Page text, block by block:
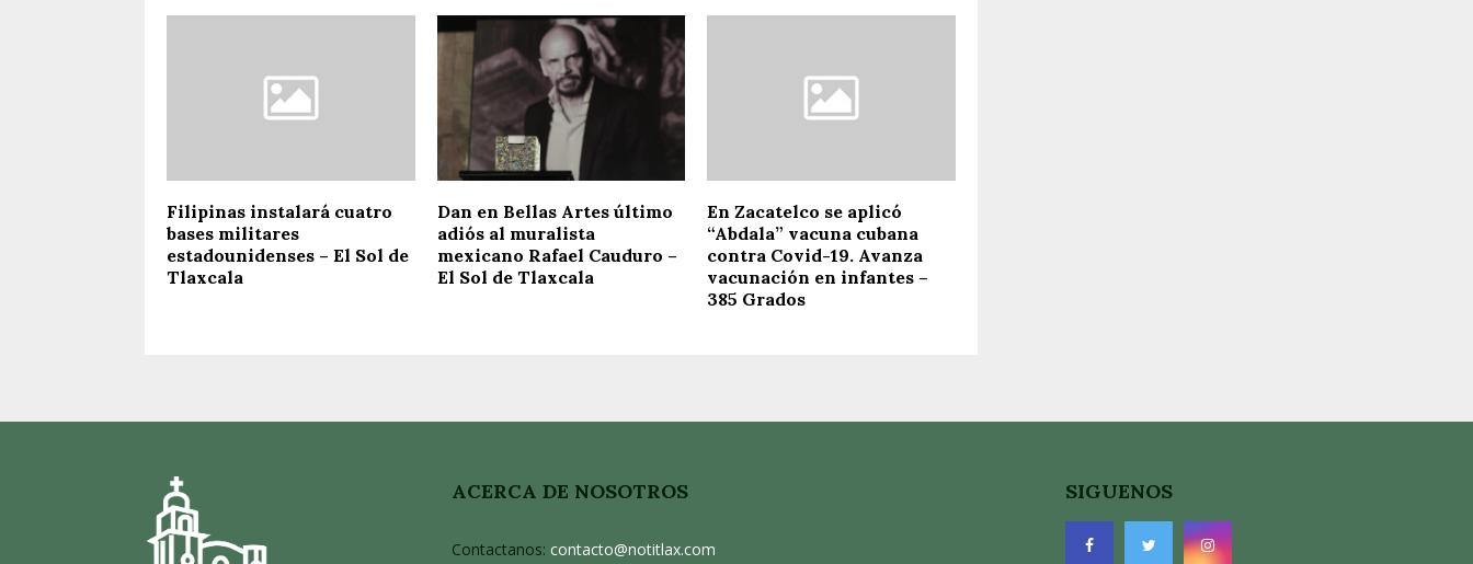
Filipinas instalará cuatro
bases militares
estadounidenses – El Sol de
Tlaxcala
Dan en Bellas Artes último
adiós al muralista
mexicano Rafael Cauduro –
El Sol de Tlaxcala
En Zacatelco se aplicó
“Abdala” vacuna cubana
contra Covid-19. Avanza
vacunación en infantes –
385 Grados
ACERCA DE NOSOTROS
Contactanos: contacto@notitlax.com
SIGUENOS